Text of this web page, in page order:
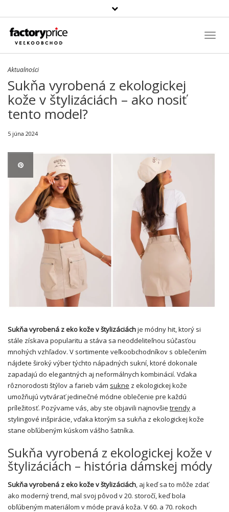
Szukaj
produktu
Aktualności
Sukňa vyrobená z ekologickej
kože v štylizáciách – ako nosiť
tento model?
5 júna 2024
Sukňa vyrobená z eko kože v štylizáciáchje módny hit, ktorý si
stále získava popularitu a stáva sa neoddeliteľnou súčasťou
mnohých vzhľadov. V sortimente veľkoobchodníkov s oblečením
nájdete široký výber týchto nápadných sukní, ktoré dokonale
zapadajú do elegantných aj neformálnych kombinácií. Vďaka
rôznorodosti štýlov a farieb vám sukne z ekologickej kože
umožňujú vytvárať jedinečné módne oblečenie pre každú
príležitosť. Pozývame vás, aby ste objavili najnovšie trendy a
stylingové inšpirácie, vďaka ktorým sa sukňa z ekologickej kože
stane obľúbeným kúskom vášho šatníka.
Sukňa vyrobená z ekologickej kože v
štylizáciách – história dámskej módy
Sukňa vyrobená z eko kože v štylizáciách, aj keď sa to môže zdať
ako moderný trend, mal svoj pôvod v 20. storočí, keď bola
obľúbeným materiálom v móde pravá koža. V 60. a 70. rokoch